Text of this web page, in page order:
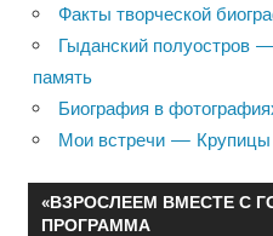
Факты творческой
Гыданский полуостров
память
Биография в
Мои встречи — Крупицы
«ВЗРОСЛЕЕМ ВМЕСТЕ С
ПРОГРАММА